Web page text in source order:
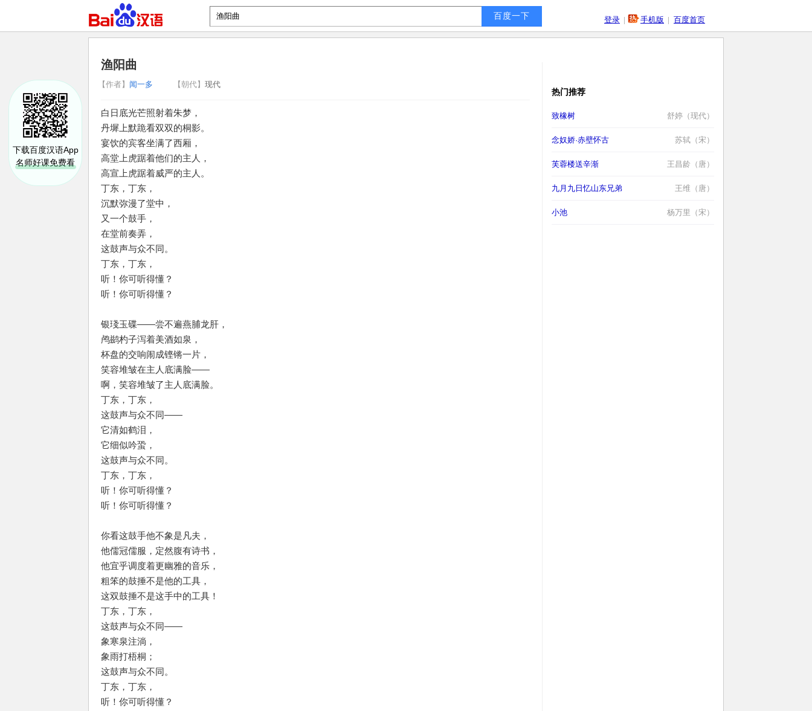
登录 | 手机版 | 百度首页
下载百度汉语App
名师好课免费看
渔阳曲
【作者】 闻一多 【朝代】 现代
白日底光芒照射着朱梦，
丹墀上默跪看双双的桐影。
宴饮的宾客坐满了西厢，
高堂上虎踞着他们的主人，
高宣上虎踞着威严的主人。
丁东，丁东，
沉默弥漫了堂中，
又一个鼓手，
在堂前奏弄，
这鼓声与众不同。
丁东，丁东，
听！你可听得懂？
听！你可听得懂？
银琖玉碟——尝不遍燕脯龙肝，
鸬鹚杓子泻着美酒如泉，
杯盘的交响闹成铿锵一片，
笑容堆皱在主人底满脸——
啊，笑容堆皱了主人底满脸。
丁东，丁东，
这鼓声与众不同——
它清如鹤泪，
它细似吟蛩，
这鼓声与众不同。
丁东，丁东，
听！你可听得懂？
听！你可听得懂？
你看这鼓手他不象是凡夫，
他儒冠儒服，定然腹有诗书，
他宜乎调度着更幽雅的音乐，
粗笨的鼓捶不是他的工具，
这双鼓捶不是这手中的工具！
丁东，丁东，
这鼓声与众不同——
象寒泉注淌，
象雨打梧桐；
这鼓声与众不同。
丁东，丁东，
听！你可听得懂？
热门推荐
致橡树 舒婷（现代）
念奴娇·赤壁怀古 苏轼（宋）
芙蓉楼送辛渐 王昌龄（唐）
九月九日忆山东兄弟 王维（唐）
小池 杨万里（宋）